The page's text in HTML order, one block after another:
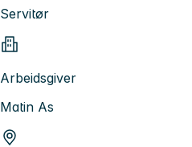
Servitør
Arbeidsgiver
Matin As